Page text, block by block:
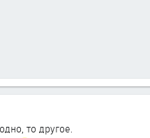
то другое.